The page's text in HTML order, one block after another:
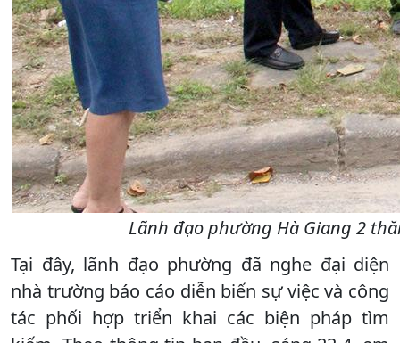
Lãnh đạo phường Hà Giang 2
Tại đây, lãnh đạo phường đã nghe đại diện
nhà trường báo cáo diễn biến sự việc và công
tác phối hợp triển khai các biện pháp tìm